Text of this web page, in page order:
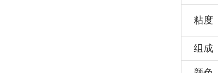
粘度
组成